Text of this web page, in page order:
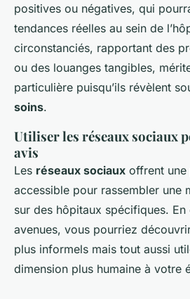
positives ou négatives, qui
tendances réelles au sein de
circonstanciés, rapportant des
ou des louanges tangibles,
particulière puisqu’ils révèlent
soins.
Utiliser les réseaux sociaux
avis
Les réseaux sociaux offrent
accessible pour rassembler une
sur des hôpitaux spécifiques.
avenues, vous pourriez
plus informels mais tout aussi
dimension plus humaine à votre